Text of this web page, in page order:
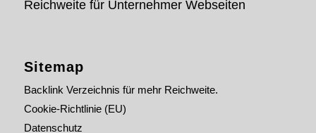
Reichweite für Unternehmer Webseiten
Sitemap
Backlink Verzeichnis für mehr Reichweite.
Cookie-Richtlinie (EU)
Datenschutz